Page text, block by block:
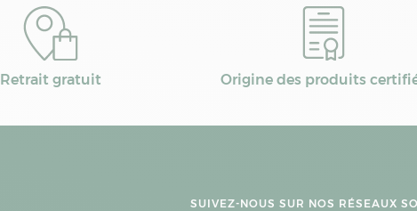
Retrait gratuit Origine des produits
SUIVEZ-NOUS SUR NOS RÉSEAUX